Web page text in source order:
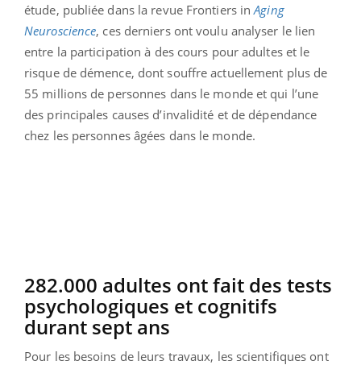
étude, publiée dans la revue Frontiers inAging
Neuroscience, ces derniers ont voulu analyser le lien
entre la participation à des cours pour adultes et le
risque de démence, dont souffre actuellement plus de
55 millions de personnes dans le monde et qui l’une
des principales causes d’invalidité et de dépendance
chez les personnes âgées dans le monde.
282.000 adultes ont fait des tests
psychologiques et cognitifs
durant sept ans
Pour les besoins de leurs travaux, les scientifiques ont